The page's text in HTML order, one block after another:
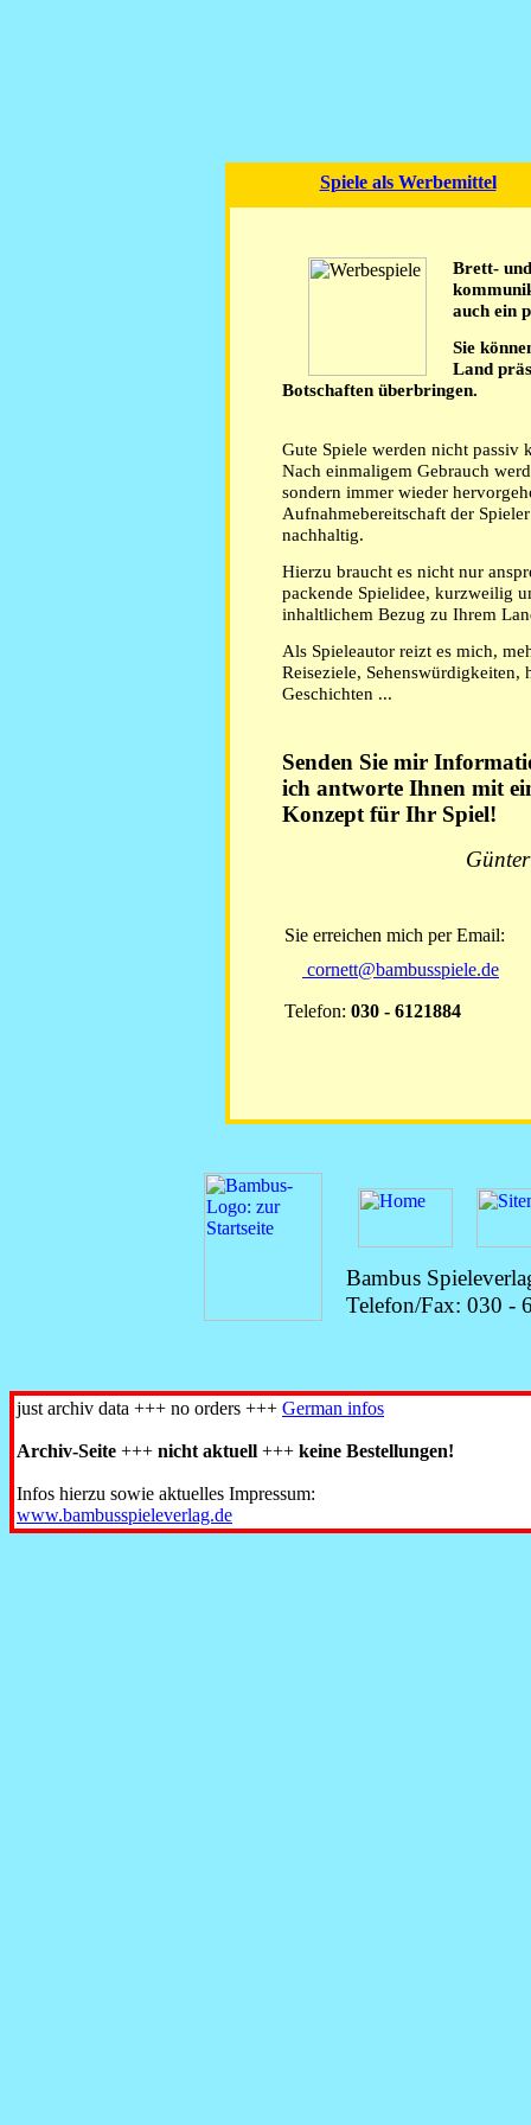
Spiele als Werbemittel
Brett-
auch ein
Sie
Land
Botschaften überbringen.
Gute Spiele werden nicht passiv
Nach einmaligem Gebrauch
sondern immer wieder
Aufnahmebereitschaft der
nachhaltig.
Hierzu braucht es nicht nur
packende Spielidee, kurzweilig
inhaltlichem Bezug zu Ihrem
Als Spieleautor reizt es mich,
Reiseziele, Sehenswürdigkeiten,
Geschichten ...
Senden Sie mir
ich antworte Ihnen mit
Konzept für Ihr Spiel!
Sie erreichen mich per Email:
cornett@bambusspiele.de
Telefon: 030 - 6121884
Bambus
Telefon/Fax: 030 -
just archiv data +++ no orders +++ German infos
Archiv-Seite +++ nicht aktuell +++ keine Bestellungen!
Infos hierzu sowie aktuelles Impressum:
www.bambusspieleverlag.de